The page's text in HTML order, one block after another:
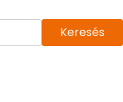
Keresés